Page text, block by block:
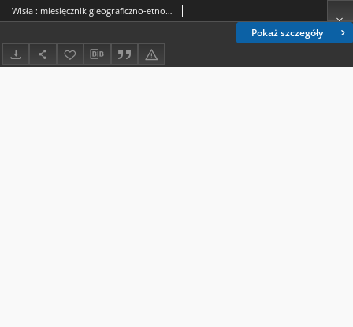
Pokaż szczegóły
Wisła : miesięcznik gieograficzno-etnograficzny. T. 15, z. 2 (marzec/kwiecień 1901)